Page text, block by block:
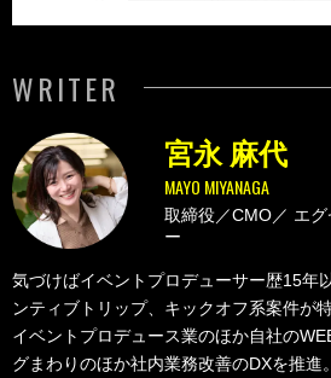
WRITER
MAYO MIYANAGA
宮永 麻代
取締役／CMO／ エ
ー
気づけばイベントプロデューサー歴15年
ンティブトリップ、キックオフ系案件が
イベントプロデュース業のほか自社の
グまわりのほか社内業務改善のDXを推進。